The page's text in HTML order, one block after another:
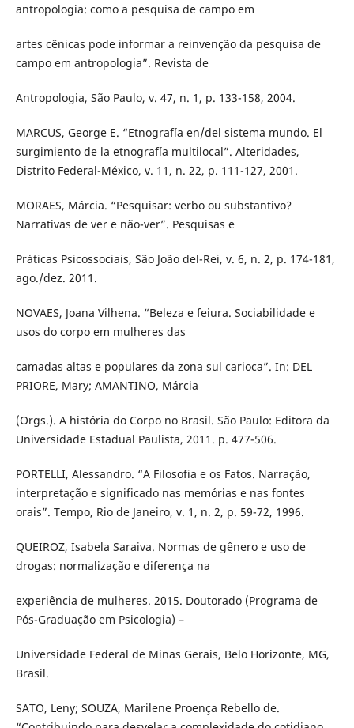
antropologia: como a pesquisa de campo em
artes cênicas pode informar a reinvenção da pesquisa de
campo em antropologia”. Revista de
Antropologia, São Paulo, v. 47, n. 1, p. 133-158, 2004.
MARCUS, George E. “Etnografía en/del sistema mundo. El
surgimiento de la etnografía multilocal”. Alteridades,
Distrito Federal-México, v. 11, n. 22, p. 111-127, 2001.
MORAES, Márcia. “Pesquisar: verbo ou substantivo?
Narrativas de ver e não-ver”. Pesquisas e
Práticas Psicossociais, São João del-Rei, v. 6, n. 2, p. 174-181,
ago./dez. 2011.
NOVAES, Joana Vilhena. “Beleza e feiura. Sociabilidade e
usos do corpo em mulheres das
camadas altas e populares da zona sul carioca”. In: DEL
PRIORE, Mary; AMANTINO, Márcia
(Orgs.). A história do Corpo no Brasil. São Paulo: Editora da
Universidade Estadual Paulista, 2011. p. 477-506.
PORTELLI, Alessandro. “A Filosofia e os Fatos. Narração,
interpretação e significado nas memórias e nas fontes
orais”. Tempo, Rio de Janeiro, v. 1, n. 2, p. 59-72, 1996.
QUEIROZ, Isabela Saraiva. Normas de gênero e uso de
drogas: normalização e diferença na
experiência de mulheres. 2015. Doutorado (Programa de
Pós-Graduação em Psicologia) –
Universidade Federal de Minas Gerais, Belo Horizonte, MG,
Brasil.
SATO, Leny; SOUZA, Marilene Proença Rebello de.